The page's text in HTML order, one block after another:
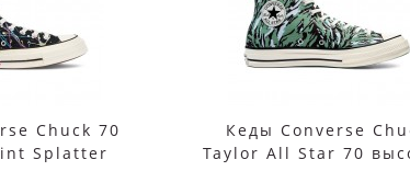
Chuck 70
Splatter
Кеды Converse
Taylor All Star 70